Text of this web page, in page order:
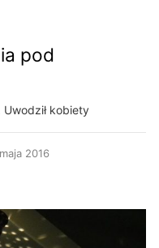
pod
Uwodził kobiety
2016